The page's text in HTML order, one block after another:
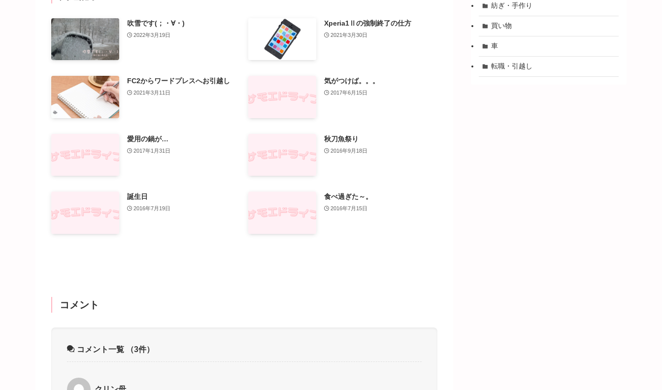
吹雪です(；・∀・)
2022年3月19日
Xperia1Ⅱの強制終了の仕方
2021年3月30日
FC2からワードプレスへお引越し
2021年3月11日
気がつけば。。。
2017年6月15日
愛用の鍋が…
2017年1月31日
秋刀魚祭り
2016年9月18日
誕生日
2016年7月19日
食べ過ぎた～。
2016年7月15日
コメント
コメント一覧 （3件）
紡ぎ・手作り
買い物
車
転職・引越し